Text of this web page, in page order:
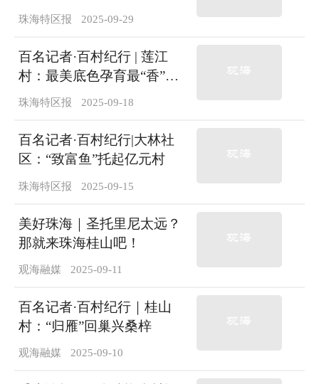
焕新颜
珠海特区报 2025-09-29
百名记者·百村纪行 | 莲江
村：最美底色孕育最“香”产
业
珠海特区报 2025-09-18
百名记者·百村纪行|大林社
区：“致富鱼”托起亿元村
珠海特区报 2025-09-15
美好珠海｜圣托里尼太远？
那就来珠海桂山吧！
观海融媒 2025-09-11
百名记者·百村纪行｜桂山
村：“归雁”回巢兴桑梓
观海融媒 2025-09-10